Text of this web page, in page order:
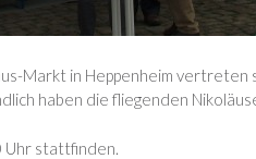
Markt in Heppenheim
haben die fliegenden
stattfinden.